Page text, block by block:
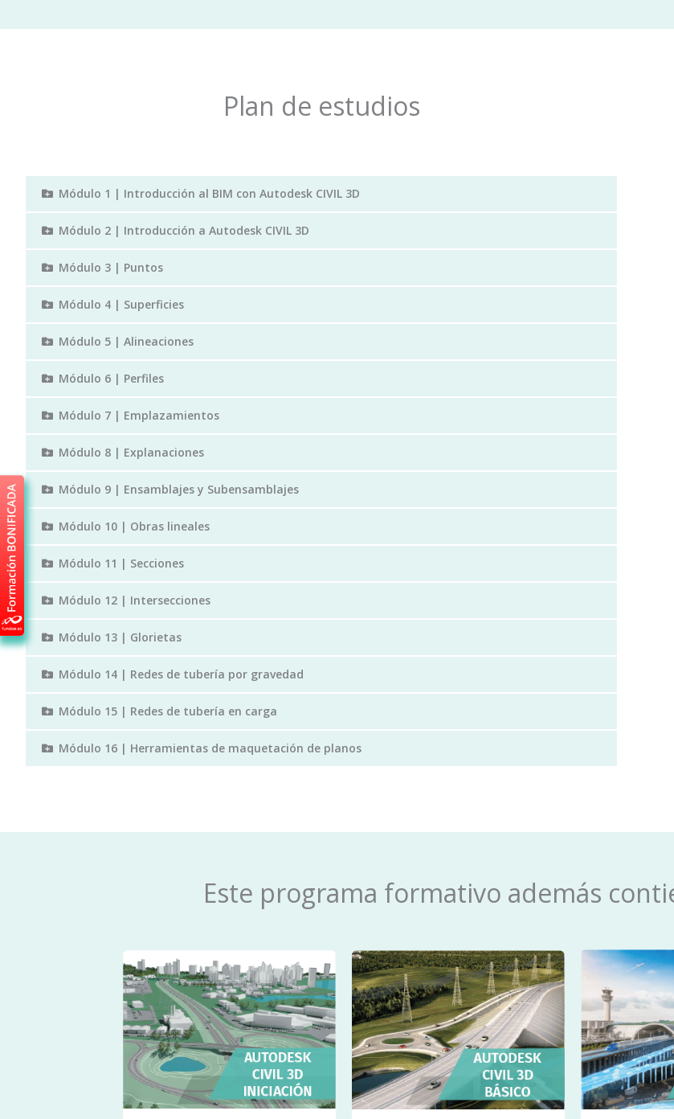
e
Plan de estudios
Módulo 1 | Introducción al BIM con Autodesk CIVIL 3D
Módulo 2 | Introducción a Autodesk CIVIL 3D
Módulo 3 | Puntos
Módulo 4 | Superficies
Módulo 5 | Alineaciones
Módulo 6 | Perfiles
Módulo 7 | Emplazamientos
Módulo 8 | Explanaciones
Módulo 9 | Ensamblajes y Subensamblajes
Módulo 10 | Obras lineales
Módulo 11 | Secciones
Módulo 12 | Intersecciones
Módulo 13 | Glorietas
Módulo 14 | Redes de tubería por gravedad
Módulo 15 | Redes de tubería en carga
Módulo 16 | Herramientas de maquetación de planos
Este programa formativo además